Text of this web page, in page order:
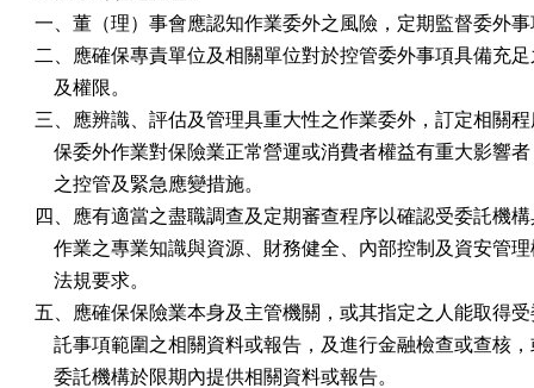
一、董（理）事會應認知作業委外之風險，定期監督委外
二、應確保專責單位及相關單位對於控管委外事項具備充
    及權限。
三、應辨識、評估及管理具重大性之作業委外，訂定相關
保委外作業對保險業正常營運或消費者權益有重大影響
    之控管及緊急應變措施。
四、應有適當之盡職調查及定期審查程序以確認受委託機
作業之專業知識與資源、財務健全、內部控制及資安管
    法規要求。
五、應確保保險業本身及主管機關，或其指定之人能取得
託事項範圍之相關資料或報告，及進行金融檢查或查核
    委託機構於限期內提供相關資料或報告。